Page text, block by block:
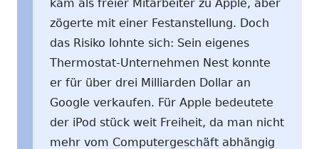
kam als freier Mitarbeiter zu Apple, aber
zögerte mit einer Festanstellung. Doch
das Risiko lohnte sich: Sein eigenes
Thermostat-Unternehmen Nest konnte
er für über drei Milliarden Dollar an
Google verkaufen. Für Apple bedeutete
der iPod stück weit Freiheit, da man nicht
mehr vom Computergeschäft abhängig